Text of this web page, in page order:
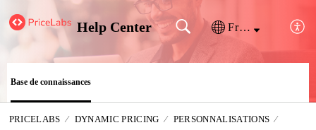
Help Center Français (France)
Base de connaissances
PRICELABS DYNAMIC PRICING
PERSONNALISATIONS